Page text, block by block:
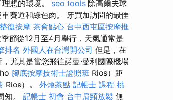
想的環境。 seo tools 除高爾夫球
賽道和綠色肉。 牙買加訪問的最佳
復按摩 茶會點心 台中西屯區按摩推
節從12月至4月舉行，天氣通常是
排名 外國人在台灣開公司 但是，在
尤其是當您飛往諾曼·曼利國際機場
腳底按摩技術士證照班 Rios）距
Rios）。 外燴茶點 記帳士 課程 桃
知。 記帳士 初會 台中肩頸放鬆 無